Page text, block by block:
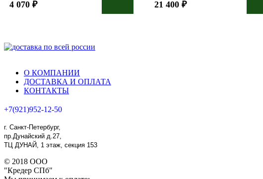
4 070 ₽ 21 400 ₽
О КОМПАНИИ
ДОСТАВКА И ОПЛАТА
КОНТАКТЫ
+7(921)952-12-50
г. Санкт-Петербург,
пр.Дунайский д.27,
ТЦ ДУНАЙ, 1 этаж, секция 153
© 2018 ООО
"Кредер СПб"